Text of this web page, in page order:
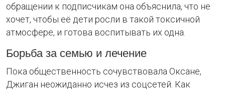
обращении к подписчикам она объяснила, что не
хочет, чтобы её дети росли в такой токсичной
атмосфере, и готова воспитывать их одна.
Борьба за семью и лечение
Пока общественность сочувствовала Оксане,
Джиган неожиданно исчез из соцсетей. Как